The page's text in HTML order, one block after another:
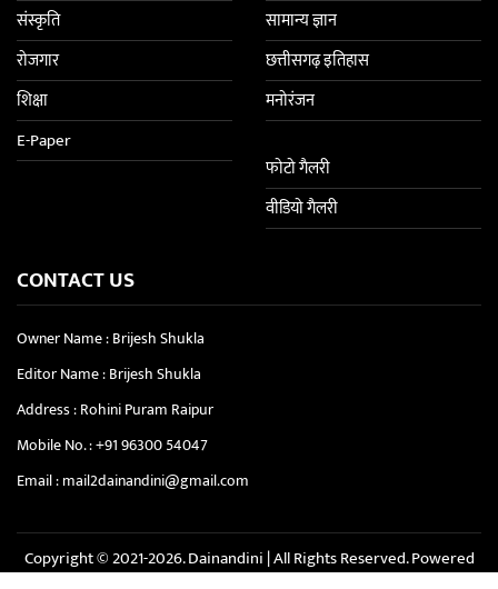
संस्कृति
रोजगार
शिक्षा
E-Paper
सामान्य ज्ञान
छत्तीसगढ़ इतिहास
मनोरंजन
फोटो गैलरी
वीडियो गैलरी
CONTACT US
Owner Name : Brijesh Shukla
Editor Name : Brijesh Shukla
Address : Rohini Puram Raipur
Mobile No. :+91 96300 54047
Email :mail2dainandini@gmail.com
Copyright © 2021-2026. Dainandini | All Rights Reserved. Powered